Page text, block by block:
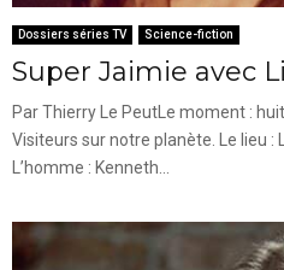
Dossiers séries TV Science-fiction
Super Jaimie avec
Par Thierry Le PeutLe moment :
Visiteurs sur notre planète. Le lieu :
L’homme : Kenneth...